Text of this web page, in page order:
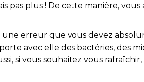
pas plus ! De cette manière,
une erreur que vous devez
avec elle des bactéries, des
si vous souhaitez vous